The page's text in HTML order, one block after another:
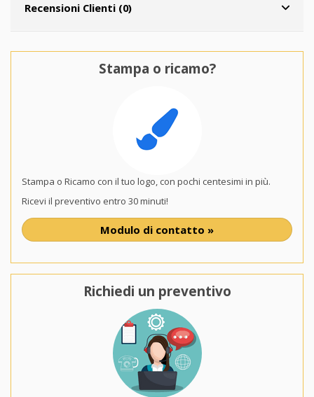
Recensioni Clienti (0)
Stampa o ricamo?
Stampa o Ricamo con il tuo logo, con pochi centesimi in più.
Ricevi il preventivo entro 30 minuti!
Modulo di contatto »
Richiedi un preventivo